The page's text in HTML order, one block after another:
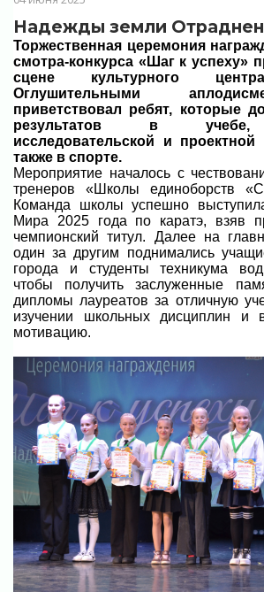
Надежды земли
Торжественная церемония
смотра-конкурса «Шаг к успеху»
сцене культурного
Оглушительными
приветствовал ребят, которые
результатов в учебе,
исследовательской и проектной
также в спорте.
Мероприятие началось с
тренеров «Школы единоборств
Команда школы успешно
Мира 2025 года по каратэ, взяв
чемпионский титул. Далее на
один за другим поднимались
города и студенты техникума
чтобы получить заслуженные
дипломы лауреатов за отличную
изучении школьных дисциплин и
мотивацию.